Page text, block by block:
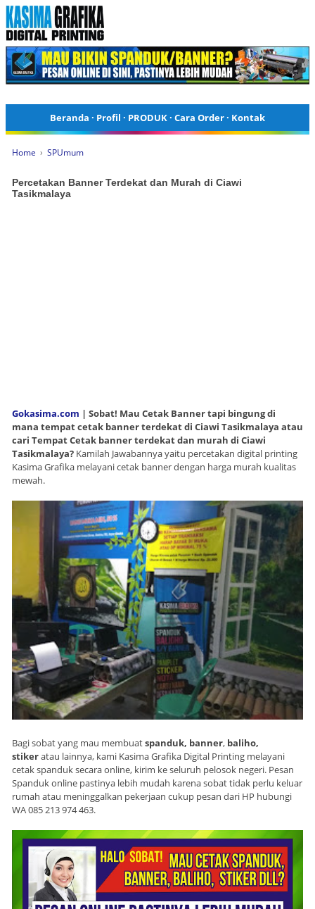
Beranda · Profil · PRODUK· Cara Order· Kontak
Home › SPUmum
Percetakan Banner Terdekat dan Murah di Ciawi
Tasikmalaya
Gokasima.com | Sobat! Mau Cetak Banner tapi bingung di
mana tempat cetak banner terdekat di Ciawi Tasikmalaya atau
cari Tempat Cetak banner terdekat dan murah di Ciawi
Tasikmalaya? Kamilah Jawabannya yaitu percetakan digital printing
Kasima Grafika melayani cetak banner dengan harga murah kualitas
mewah.
Bagi sobat yang mau membuatspanduk, banner, baliho,
stikeratau lainnya, kami Kasima Grafika Digital Printing melayani
cetak spanduk secara online, kirim ke seluruh pelosok negeri. Pesan
Spanduk online pastinya lebih mudah karena sobat tidak perlu keluar
rumah atau meninggalkan pekerjaan cukup pesan dari HP hubungi
WA 085 213 974 463.